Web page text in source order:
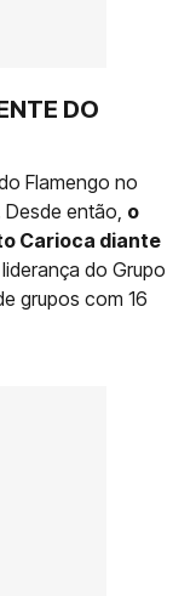
DO
Flamengo no
então, o
Carioca diante
do Grupo
grupos com 16